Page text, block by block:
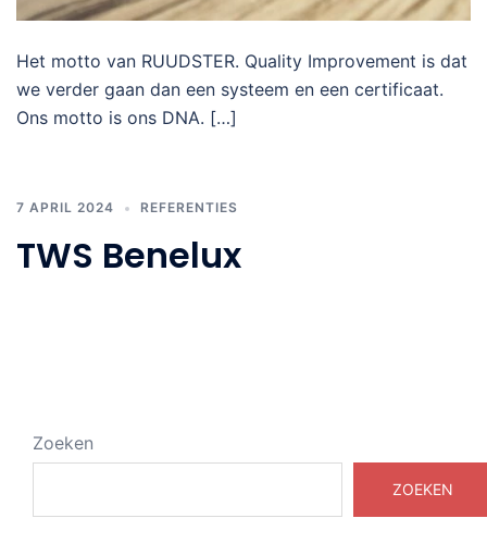
Het motto van RUUDSTER. Quality Improvement is dat
we verder gaan dan een systeem en een certificaat.
Ons motto is ons DNA. […]
7 APRIL 2024 REFERENTIES
TWS Benelux
Zoeken
ZOEKEN